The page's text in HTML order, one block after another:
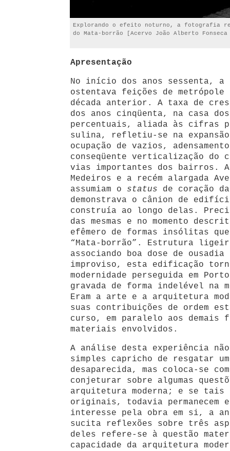
Explorando o efeito noturno, a fotografia
do Mata-borrão [Acervo João Alberto
Apresentação
No início dos anos sessenta, a
ostentava feições de metrópole
década anterior. A taxa de
dos anos cinqüenta, na casa
percentuais, aliada às cifras
sulina, refletiu-se na
ocupação de vazios,
conseqüente verticalização do
vias importantes dos bairros. A
Medeiros e a recém alargada
assumiam o status de coração
demonstrava o cânion de
construía ao longo delas.
das mesmas e no momento
efêmero de formas insólitas
“Mata-borrão”. Estrutura
associando boa dose de
improviso, esta edificação
modernidade perseguida em
gravada de forma indelével na
Eram a arte e a arquitetura
suas contribuições de ordem
curso, em paralelo aos demais
materiais envolvidos.
A análise desta experiência
simples capricho de resgatar
desaparecida, mas coloca-se
conjeturar sobre algumas
arquitetura moderna; e se tais
originais, todavia permanecem
interesse pela obra em si, a
sucita reflexões sobre três
deles refere-se à questão
capacidade da arquitetura